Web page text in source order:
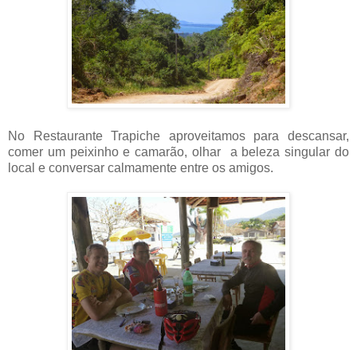
No Restaurante Trapiche aproveitamos para descansar,
comer um peixinho e camarão, olhar a beleza singular do
local e conversar calmamente entre os amigos.